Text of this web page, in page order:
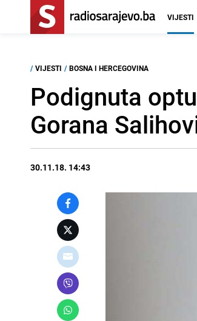
VIJESTI
/ VIJESTI / BOSNA I HERCEGOVINA
Podignuta
Gorana
30.11.18. 14:43